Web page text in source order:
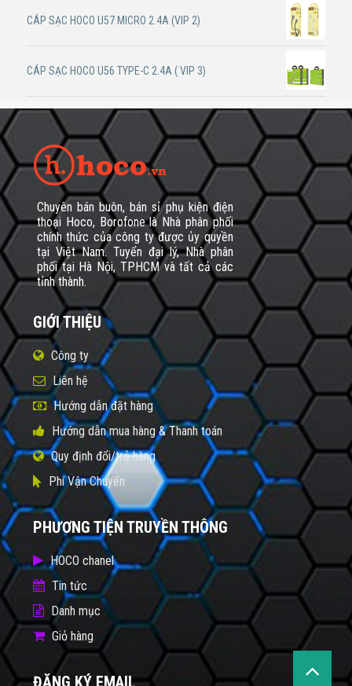
CÁP SẠC HOCO U57 MICRO 2.4A (VIP 2)
CÁP SẠC HOCO U56 TYPE-C 2.4A ( VIP 3)
Chuyên bán buôn, bán sỉ phụ kiện điện
thoại Hoco, Borofone là Nhà phân phối
chính thức của công ty được ủy quyền
tại Việt Nam. Tuyển đại lý, Nhà phân
phối tại Hà Nội, TPHCM và tất cả các
tỉnh thành.
GIỚI THIỆU
Công ty
Liên hệ
Hướng dẫn đặt hàng
Hướng dẫn mua hàng & Thanh toán
Quy định đổi/trả hàng
Phí Vận Chuyển
PHƯƠNG TIỆN TRUYỀN THÔNG
HOCO chanel
Tin tức
Danh mục
Giỏ hàng
ĐĂNG KÝ EMAIL